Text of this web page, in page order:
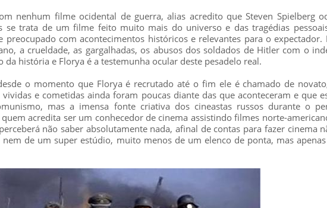
nenhum filme ocidental de guerra, alias acredito que Steven Spielberg
se trata de um filme feito muito mais do universo e das tragédias
preocupado com acontecimentos históricos e relevantes para o expectador.
a crueldade, as gargalhadas, os abusos dos soldados de Hitler com o
da história e Florya é a testemunha ocular deste pesadelo real.
o momento que Florya é recrutado até o fim ele é chamado de
e cometidas ainda foram poucas diante das que aconteceram e que
mas a imensa fonte criativa dos cineastas russos durante o
acredita ser um conhecedor de cinema assistindo filmes norte-
não saber absolutamente nada, afinal de contas para fazer cinema
de um super estúdio, muito menos de um elenco de ponta, mas